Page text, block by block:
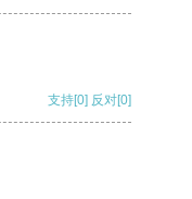
支持[0] 反对[0]